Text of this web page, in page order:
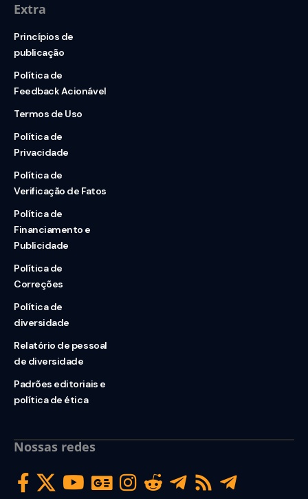
Extra
Princípios de
publicação
Política de
Feedback Acionável
Termos de Uso
Política de
Privacidade
Política de
Verificação de Fatos
Política de
Financiamento e
Publicidade
Política de
Correções
Política de
diversidade
Relatório de pessoal
de diversidade
Padrões editoriais e
política de ética
Nossas redes